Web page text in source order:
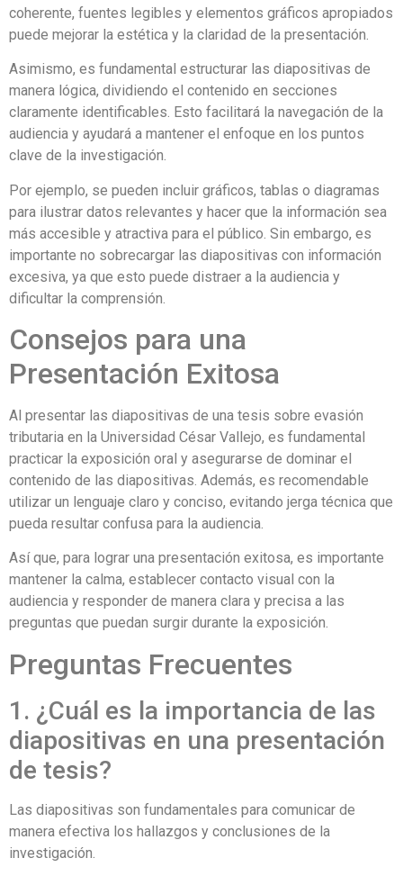
coherente, fuentes legibles y elementos gráficos apropiados
puede mejorar la estética y la claridad de la presentación.
Asimismo, es fundamental estructurar las diapositivas de
manera lógica, dividiendo el contenido en secciones
claramente identificables. Esto facilitará la navegación de la
audiencia y ayudará a mantener el enfoque en los puntos
clave de la investigación.
Por ejemplo, se pueden incluir gráficos, tablas o diagramas
para ilustrar datos relevantes y hacer que la información sea
más accesible y atractiva para el público. Sin embargo, es
importante no sobrecargar las diapositivas con información
excesiva, ya que esto puede distraer a la audiencia y
dificultar la comprensión.
Consejos para una
Presentación Exitosa
Al presentar las diapositivas de una tesis sobre evasión
tributaria en la Universidad César Vallejo, es fundamental
practicar la exposición oral y asegurarse de dominar el
contenido de las diapositivas. Además, es recomendable
utilizar un lenguaje claro y conciso, evitando jerga técnica que
pueda resultar confusa para la audiencia.
Así que, para lograr una presentación exitosa, es importante
mantener la calma, establecer contacto visual con la
audiencia y responder de manera clara y precisa a las
preguntas que puedan surgir durante la exposición.
Preguntas Frecuentes
1. ¿Cuál es la importancia de las
diapositivas en una presentación
de tesis?
Las diapositivas son fundamentales para comunicar de
manera efectiva los hallazgos y conclusiones de la
investigación.